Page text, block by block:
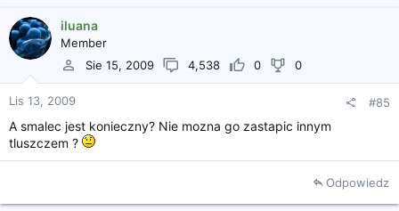
iluana
Member
Sie 15, 2009
4,538 0 0
Lis 13, 2009 #85
A smalec jest konieczny? Nie mozna go zastapic innym
tluszczem ?
Odpowiedz